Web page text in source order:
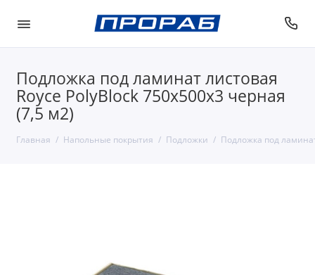
Подложка под ламинат листовая
Royce PolyBlock 750х500х3 черная
(7,5 м2)
Главная Напольные покрытия Подложки Подложка под